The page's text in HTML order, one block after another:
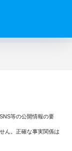
等の公開情報の要
ん。正確な事実関係は